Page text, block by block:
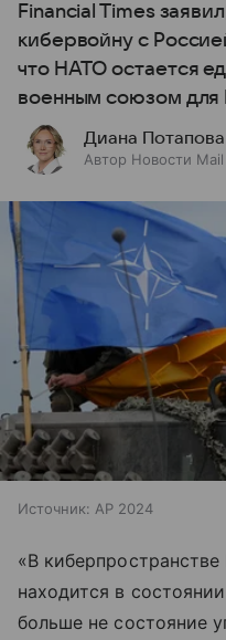
Financial Times
кибервойну с
что НАТО остается
военным союзом для
Диана Потапова
Автор Новости Mail
Источник: AP 2024
«В
находится в
больше не состояние